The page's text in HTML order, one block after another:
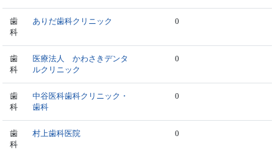
歯
科
ありだ歯科クリニック 0
歯
科
医療法人 かわさきデンタ
ルクリニック
0
歯
科
中谷医科歯科クリニック・
歯科
0
歯
科
村上歯科医院 0